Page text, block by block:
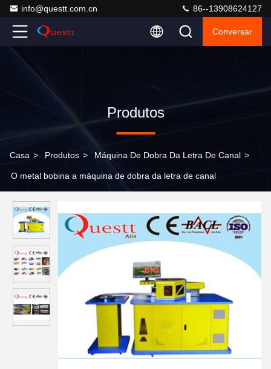
info@questt.com.cn 86--13908624127
Conversar
Produtos
Casa > Produtos > Máquina De Dobra Da Letra De Canal >
O metal bobina a máquina de dobra da letra de canal